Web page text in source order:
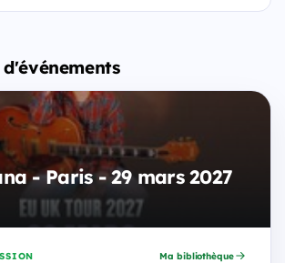
- Paris - 29 mars 2027
Ma bibliothèque